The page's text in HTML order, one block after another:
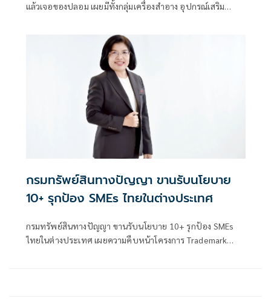
แล้วเจอของปลอม เผยมีทั้งกลุ่มเครื่องสำอาง อุปกรณ์เสริม
อันตรายต่อชีวิต สุขภาพ ไฟฟ้าลัดวงจร แนะพิจารณา 7 ข้อควร
กรมทรัพย์สินทางปัญญา ขานรับนโยบาย
10+ รุกป้อง SMEs ไทยในต่างประเทศ
กรมทรัพย์สินทางปัญญา ขานรับนโยบาย 10+ รุกป้อง SMEs
ไทยในต่างประเทศ เผยความคืบหน้าโครงการ Trademark